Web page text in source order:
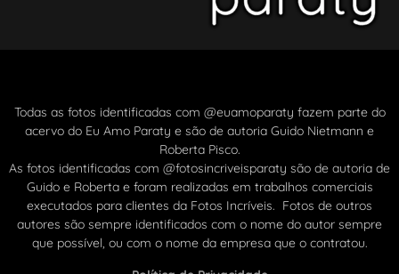
Todas as fotos identificadas com @euamoparaty fazem parte do
acervo do Eu Amo Paraty e são de autoria Guido Nietmann e
Roberta Pisco.
As fotos identificadas com @fotosincriveisparaty são de autoria de
Guido e Roberta e foram realizadas em trabalhos comerciais
executados para clientes da Fotos Incríveis. Fotos de outros
autores são sempre identificados com o nome do autor sempre
que possível, ou com o nome da empresa que o contratou.